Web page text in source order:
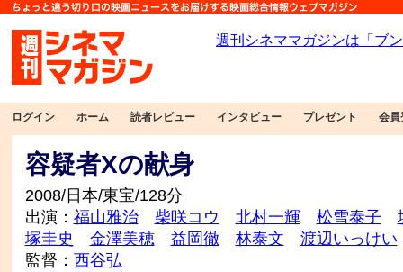
ログイン ホーム 読者レビュー インタビュー プレゼント 会員
容疑者Xの献身
2008/日本/東宝/128分
出演： 福山雅治 柴咲コウ 北村一輝 松雪泰子
塚圭史
金澤美穂 益岡徹 林泰文
渡辺いっけい
監督： 西谷弘